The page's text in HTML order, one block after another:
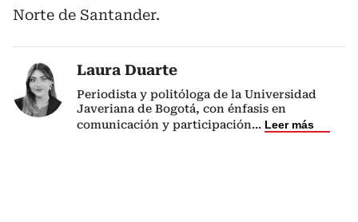
Norte de Santander.
Laura Duarte
Periodista y politóloga de la Universidad
Javeriana de Bogotá, con énfasis en
comunicación y participación... Leer más